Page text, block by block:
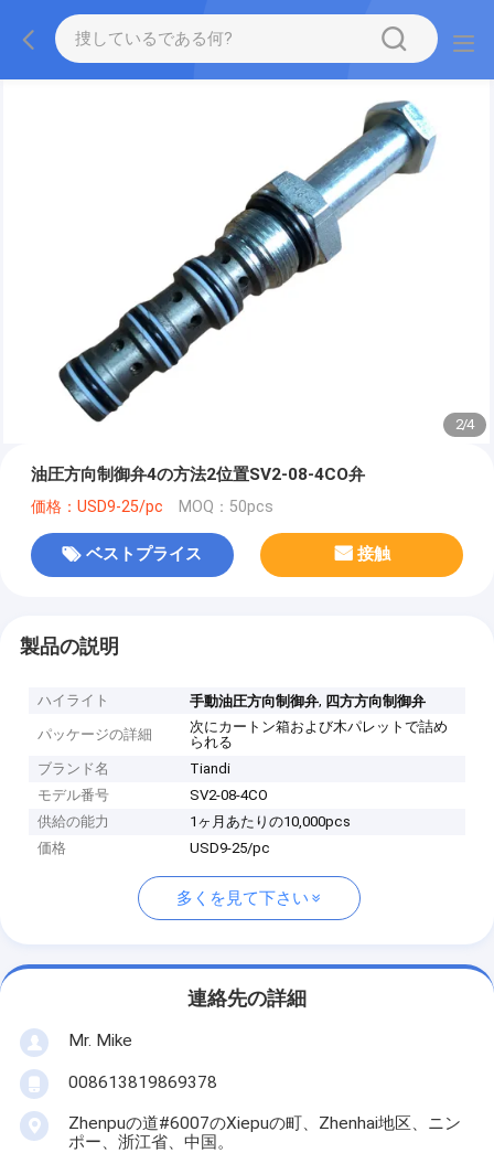
2/4
油圧方向制御弁4の方法2位置SV2-08-4CO弁
価格：USD9-25/pc MOQ：50pcs
ベストプライス 接触
製品の説明
ハイライト 手動油圧方向制御弁, 四方方向制御弁
パッケージの詳細
次にカートン箱および木パレットで詰め
られる
ブランド名
Tiandi
モデル番号
SV2-08-4CO
供給の能力
1ヶ月あたりの10,000pcs
価格
USD9-25/pc
多くを見て下さい
連絡先の詳細
Mr. Mike
008613819869378
Zhenpuの道#6007のXiepuの町、Zhenhai地区、ニン
ポー、浙江省、中国。